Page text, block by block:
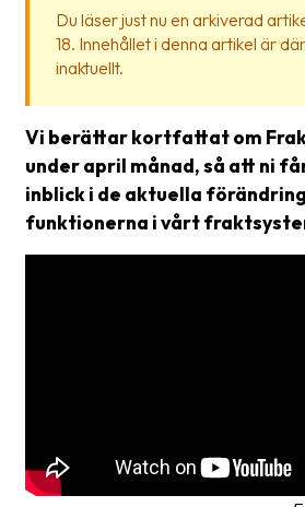
är
Fraktjakt?
Hjälp?
Vanliga
frågor
&
svar
Leveransvillkor
Du läser just nu en arkiverad
18. Innehållet i denna artikel är
inaktuellt.
Vi berättar kortfattat om
under april månad, så att ni
inblick i de aktuella
funktionerna i vårt